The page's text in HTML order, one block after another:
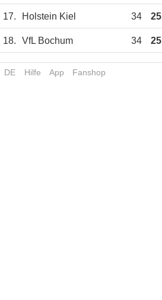
17. Holstein Kiel 34 25
18. VfL Bochum 34 25
DE Hilfe App Fanshop